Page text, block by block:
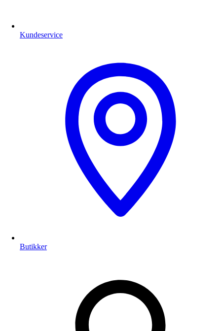
Kundeservice
Butikker